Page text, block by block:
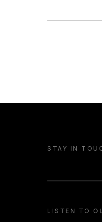
STAY IN
LISTEN TO